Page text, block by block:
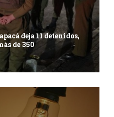
deja 11 detenidos,
de 350